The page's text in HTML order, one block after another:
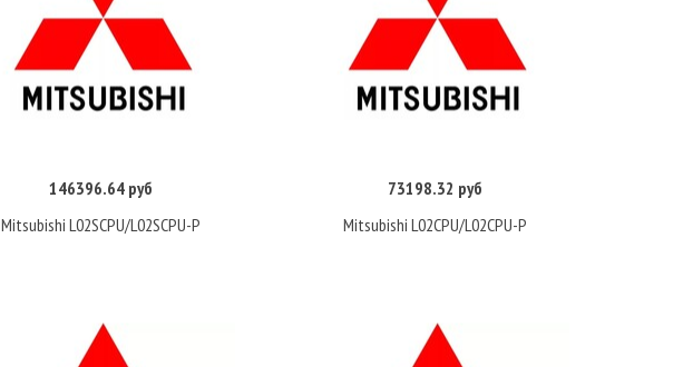
Купить
146396.64 руб
Mitsubishi L02SCPU/L02SCPU-P
Купить
73198.32 руб
Mitsubishi L02CPU/L02CPU-P